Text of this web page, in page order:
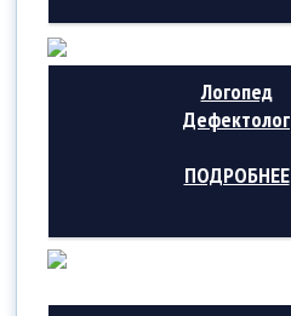
Логопед
Дефектолог
ПОДРОБНЕЕ